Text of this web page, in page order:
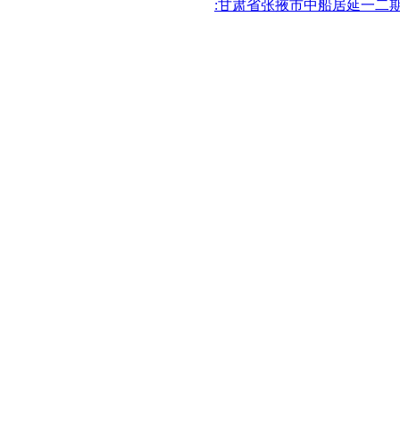
:甘肃省张掖市中船居延一二